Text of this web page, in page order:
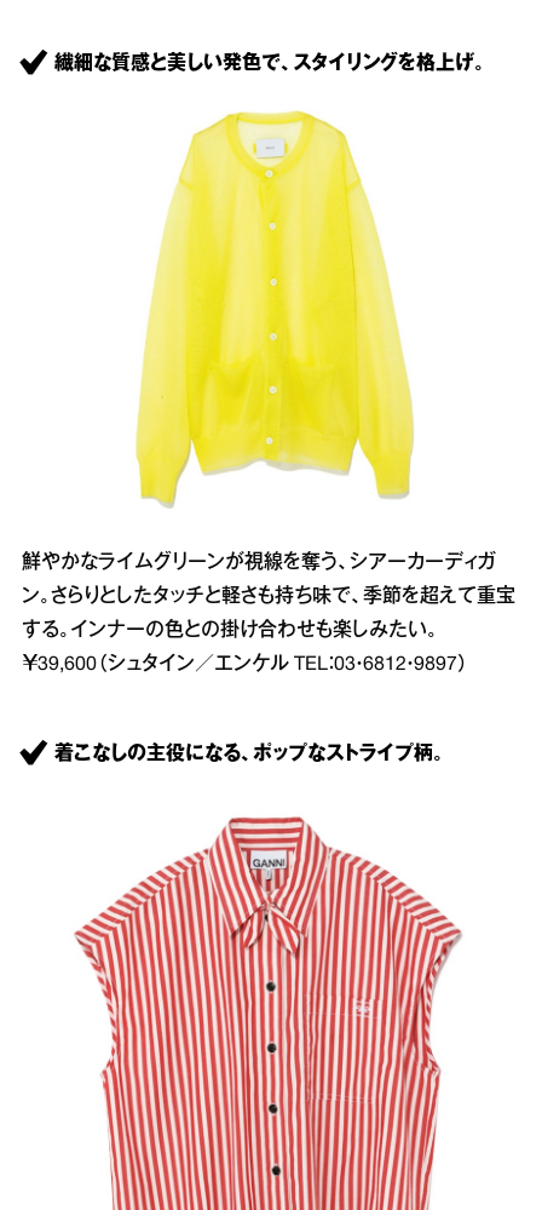
繊細な質感と美しい発色で、スタイリングを格上げ。
鮮やかなライムグリーンが視線を奪う、シアーカーディガ
ン。さらりとしたタッチと軽さも持ち味で、季節を超えて重宝
する。インナーの色との掛け合わせも楽しみたい。
￥39,600（シュタイン／エンケル TEL：03・6812・9897）
着こなしの主役になる、ポップなストライプ柄。